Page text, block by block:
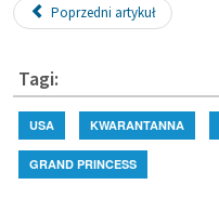
Poprzedni artykuł
Tagi:
USA KWARANTANNA
GRAND PRINCESS